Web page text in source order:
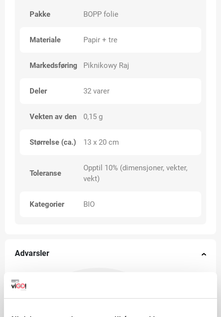
Pakke BOPP folie
Materiale Papir + tre
Markedsføring Piknikowy Raj
Deler 32 varer
Vekten av den 0,15 g
Størrelse (ca.) 13 x 20 cm
Toleranse
Opptil 10% (dimensjoner, vekter,
vekt)
Kategorier BIO
Advarsler